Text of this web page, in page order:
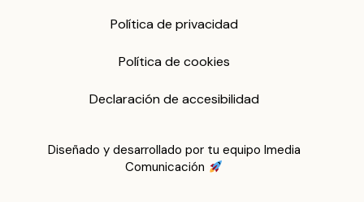
Política de privacidad
Política de cookies
Declaración de accesibilidad
Diseñado y desarrollado por tu equipo Imedia
Comunicación